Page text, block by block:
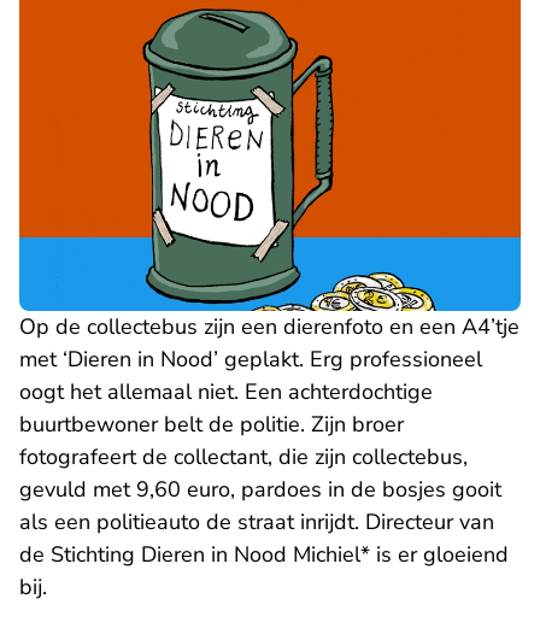
Op de collectebus zijn een dierenfoto en een A4’tje
met ‘Dieren in Nood’ geplakt. Erg professioneel
oogt het allemaal niet. Een achterdochtige
buurtbewoner belt de politie. Zijn broer
fotografeert de collectant, die zijn collectebus,
gevuld met 9,60 euro, pardoes in de bosjes gooit
als een politieauto de straat inrijdt. Directeur van
de Stichting Dieren in Nood Michiel* is er gloeiend
bij.